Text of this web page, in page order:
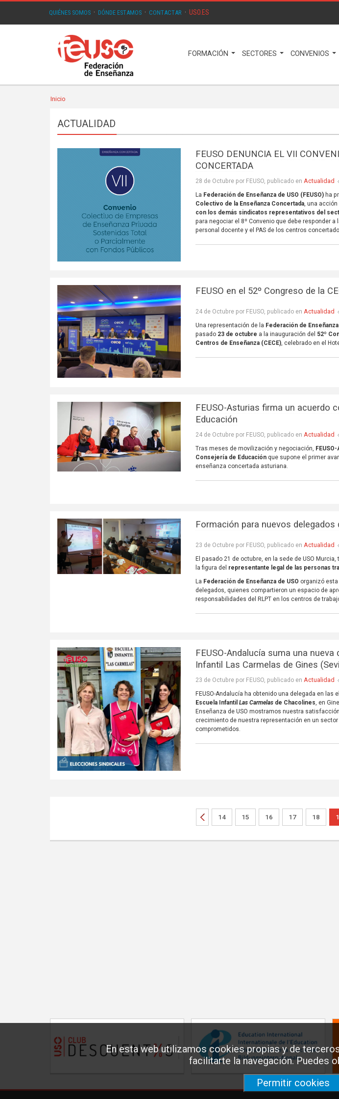
En esta web utilizamos cookies propias y de
facilitarte la navegación. Puedes
Permitir cookies
QUIÉNES SOMOS · DÓNDE ESTAMOS · CONTACTAR · USO.ES
FORMACIÓN SECTORES CONVENIOS
Inicio
ACTUALIDAD
FEUSO DENUNCIA EL VII
CONCERTADA
28 de Octubre por FEUSO, publicado enActualidad
La Federación de Enseñanza de USO (FEUSO) ha
Colectivo de la Enseñanza Concertada, una
con los demás sindicatos representativos del
para negociar el 8º Convenio que debe responder
personal docente y el PAS de los centros
FEUSO en el 52º Congreso de la
24 de Octubre por FEUSO, publicado enActualidad
Una representación de la Federación de Enseñanza
pasado 23 de octubre a la inauguración del 52º
Centros de Enseñanza (CECE), celebrado en el
FEUSO-Asturias firma un acuerdo
Educación
24 de Octubre por FEUSO, publicado en Actualidad
Tras meses de movilización y negociación,
Consejería de Educación que supone el primer
enseñanza concertada asturiana.
Formación para nuevos delegados
23 de Octubre por FEUSO, publicado enActualidad
El pasado 21 de octubre, en la sede de USO
la figura del representante legal de las personas
La Federación de Enseñanza de USO organizó
delegados, quienes compartieron un espacio de
responsabilidades del RLPT en los centros de
FEUSO-Andalucía suma una nueva
Infantil Las Carmelas de Gines
23 de Octubre por FEUSO, publicado enActualidad
FEUSO-Andalucía ha obtenido una delegada en
Escuela InfantilLas Carmelas de Chacolines, en
Enseñanza de USO mostramos nuestra
crecimiento de nuestra representación en un
comprometidos.
14 15 16 17 18